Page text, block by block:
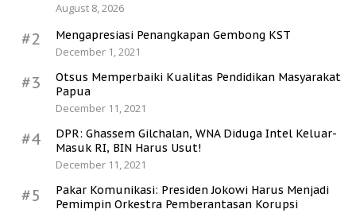
August 8, 2026
#2
Mengapresiasi Penangkapan Gembong KST
December 1, 2021
#3
Otsus Memperbaiki Kualitas Pendidikan Masyarakat
Papua
December 11, 2021
#4
DPR: Ghassem Gilchalan, WNA Diduga Intel Keluar-
Masuk RI, BIN Harus Usut!
December 11, 2021
#5
Pakar Komunikasi: Presiden Jokowi Harus Menjadi
Pemimpin Orkestra Pemberantasan Korupsi